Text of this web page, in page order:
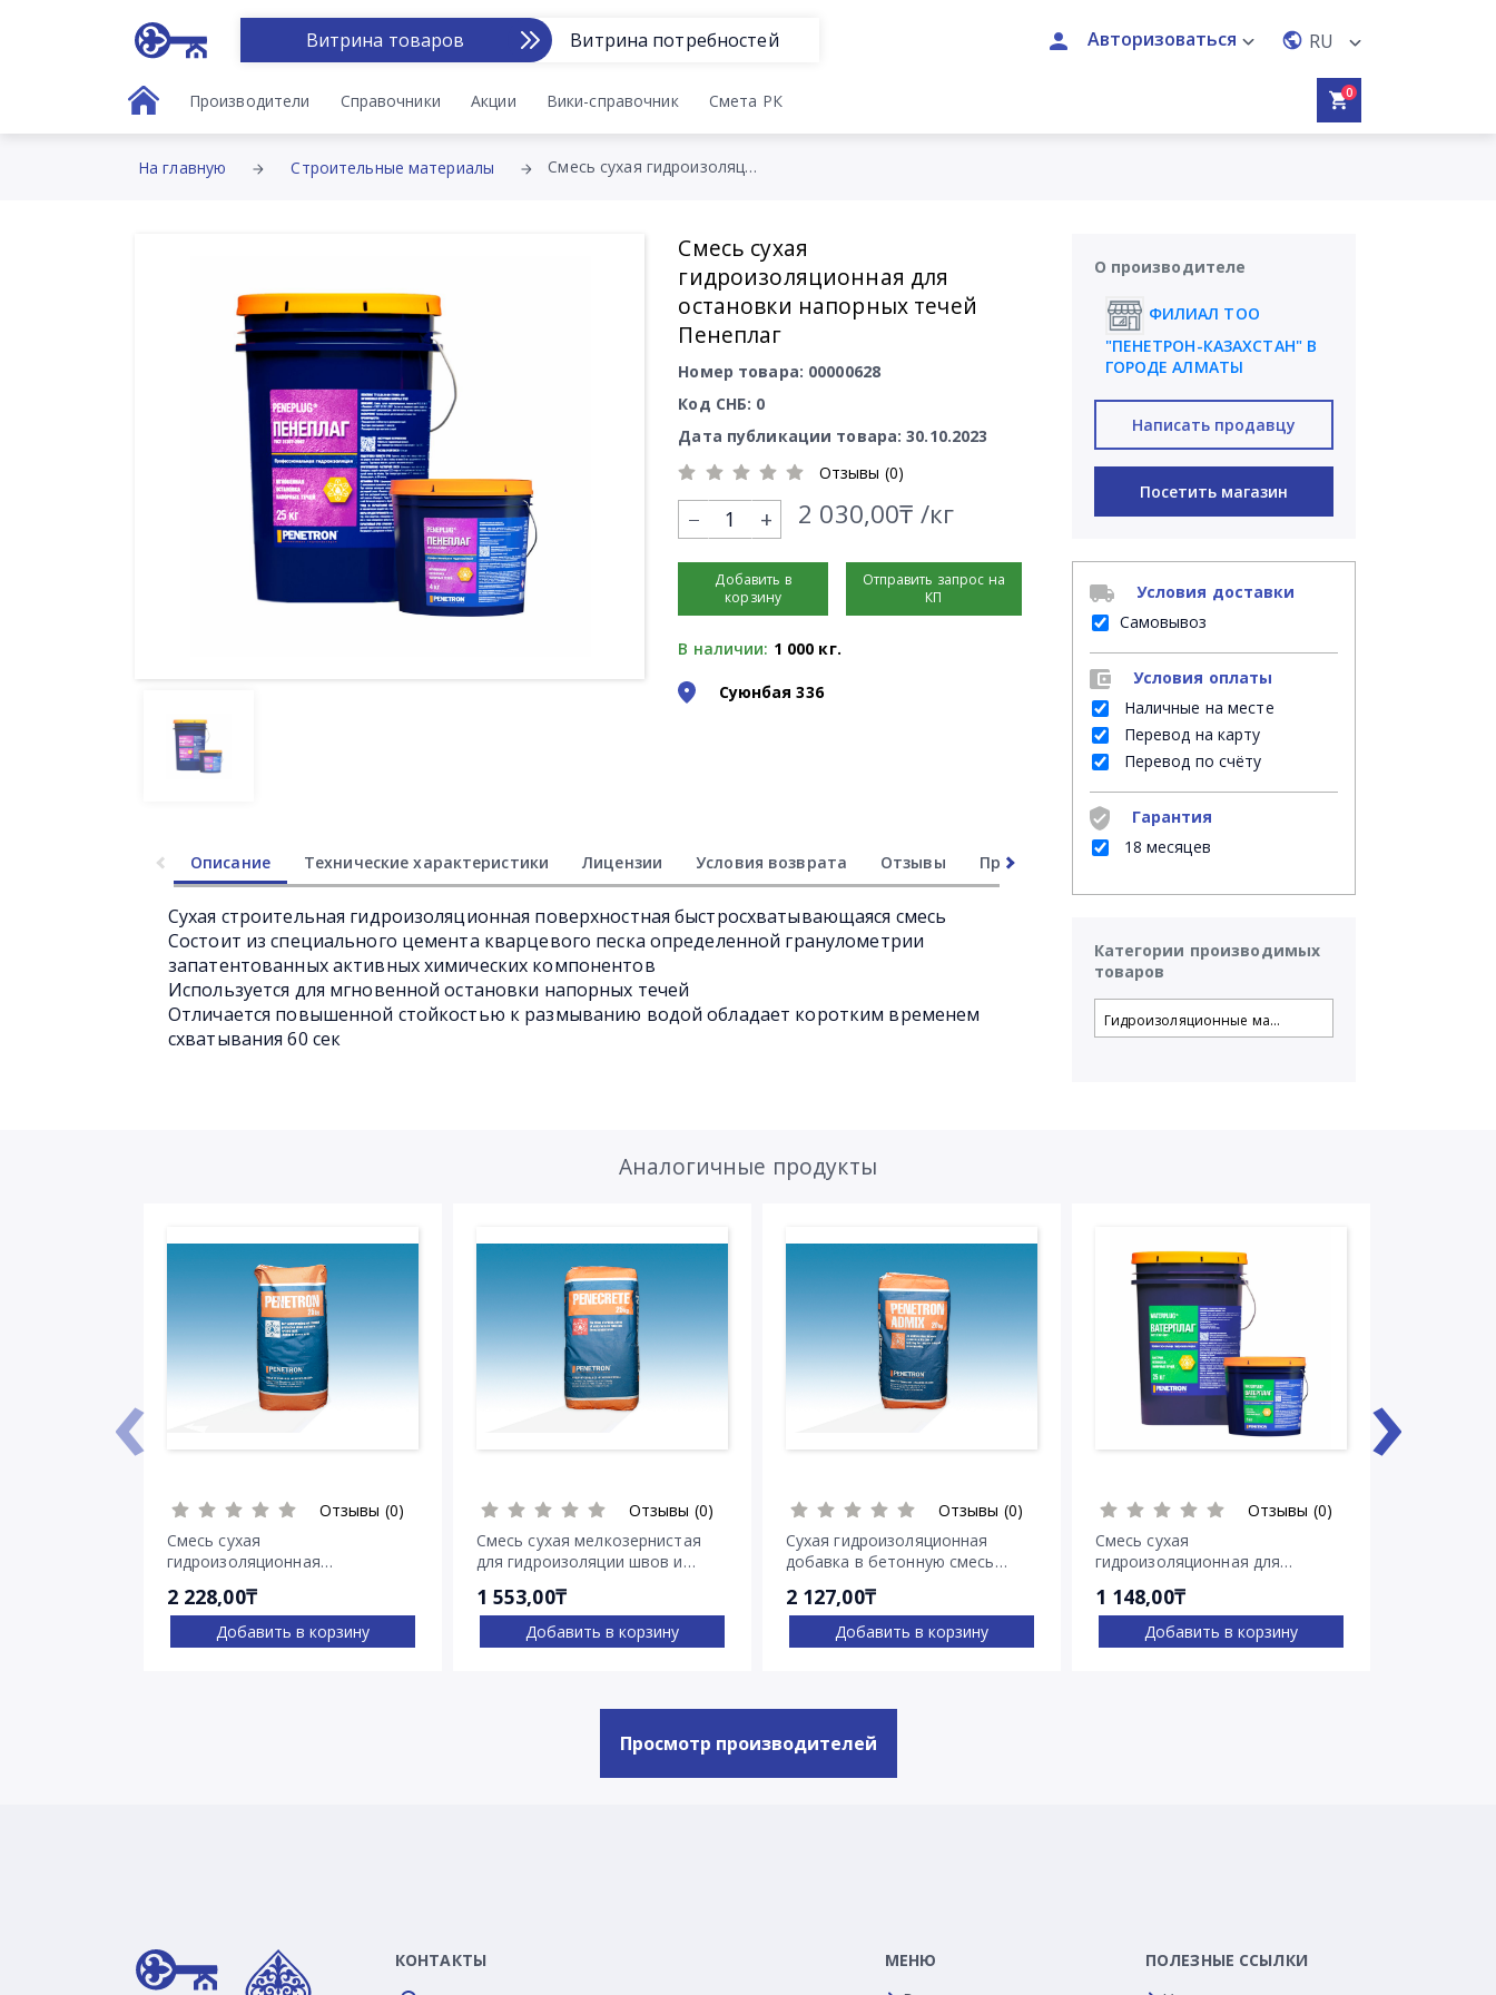
Витрина товаров Витрина потребностей Авторизоваться RU
Производители Справочники Акции Вики-справочник Смета РК 0
На главную Строительные материалы Смесь сухая гидроизоляционная для остановки напорных течей Пенеплаг
Смесь сухая
гидроизоляционная для
остановки напорных течей
Пенеплаг
Номер товара: 00000628
Код СНБ: 0
Дата публикации товара: 30.10.2023
Отзывы (0)
+ 2 030,00₸ /кг
Добавить в
корзину
Отправить запрос на
КП
В наличии: 1 000 кг.
Суюнбая 336
Описание Технические характеристики Лицензии Условия возврата Отзывы Прочее Часто задаваемые вопросы
Сухая строительная гидроизоляционная поверхностная быстросхватывающаяся смесь
Состоит из специального цемента кварцевого песка определенной гранулометрии
запатентованных активных химических компонентов
Используется для мгновенной остановки напорных течей
Отличается повышенной стойкостью к размыванию водой обладает коротким временем
схватывания 60 сек
О производителе
ФИЛИАЛ ТОО
"ПЕНЕТРОН-КАЗАХСТАН" В
ГОРОДЕ АЛМАТЫ
Написать продавцу
Посетить магазин
Условия доставки
Самовывоз
Условия оплаты
Наличные на месте
Перевод на карту
Перевод по счёту
Гарантия
18 месяцев
Категории производимых
товаров
Гидроизоляционные ма...
Аналогичные продукты
Отзывы (0)
Смесь сухая
гидроизоляционная
Пенетрон
2 228,00₸
Добавить в корзину
Отзывы (0)
Смесь сухая мелкозернистая
для гидроизоляции швов и
1 553,00₸
Добавить в корзину
Отзывы (0)
Сухая гидроизоляционная
добавка в бетонную смесь
2 127,00₸
Добавить в корзину
Отзывы (0)
Смесь сухая
гидроизоляционная для
Ватерплаг
1 148,00₸
Добавить в корзину
‹ ›
Просмотр производителей
КОНТАКТЫ
МЕНЮ
ПОЛЕЗНЫЕ ССЫЛКИ